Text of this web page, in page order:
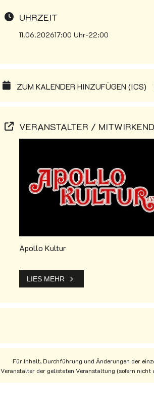
UHRZEIT
11.06.202617:00 Uhr-22:00
ZUM KALENDER HINZUFÜGEN (ICS)
VERANSTALTER /
Apollo Kultur
LIES MEHR
Für Inhalt, Durchführung und Änderungen der
Veranstalter der gelisteten Veranstaltung (sofern nicht